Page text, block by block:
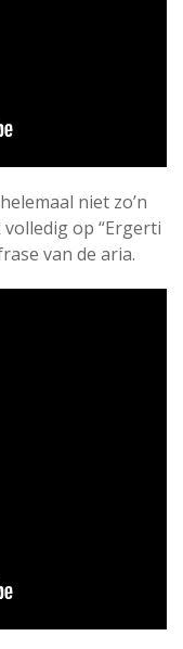
niet zo’n
op “Ergerti
van de aria.